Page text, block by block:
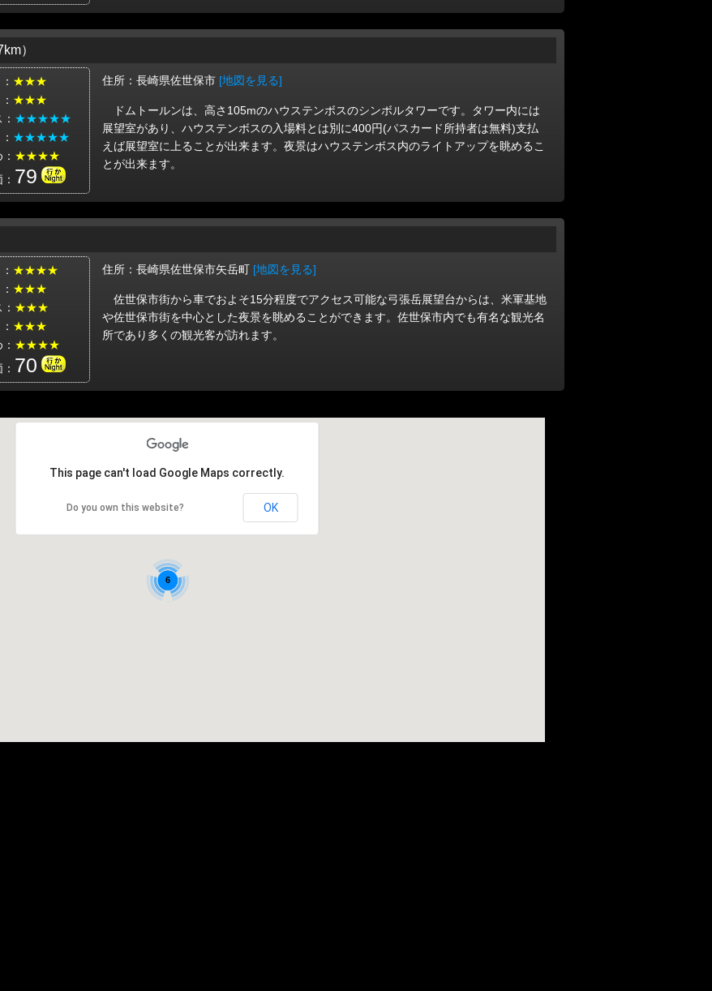
）
★★★
★★★
★★★★★
★★★★★
★★★★
79
住所：長崎県佐世保市 [地図を見る]
ドムトールンは、高さ105mのハウステンボスのシンボルタワーです。タワー内には
展望室があり、ハウステンボスの入場料とは別に400円(パスカード所持者は無料)支払
えば展望室に上ることが出来ます。夜景はハウステンボス内のライトアップを眺めるこ
とが出来ます。
★★★★
★★★
★★★
★★★
★★★★
70
住所：長崎県佐世保市矢岳町 [地図を見る]
佐世保市街から車でおよそ15分程度でアクセス可能な弓張岳展望台からは、米軍基地
や佐世保市街を中心とした夜景を眺めることができます。佐世保市内でも有名な観光名
所であり多くの観光客が訪れます。
6
This page can't load Google Maps correctly.
Do you own this website? OK